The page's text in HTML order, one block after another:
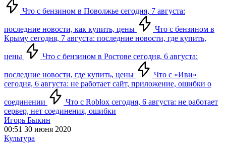
Что с бензином в Поволжье сегодня, 7 августа:
последние новости, как купить, цены
Что с бензином в
Крыму сегодня, 7 августа: последние новости, где купить,
цены Что с бензином в Ростове сегодня, 6 августа:
последние новости, где купить, цены
Что с «Иви»
сегодня, 6 августа: не работает сайт, приложение, ошибки о
соединении
Что с Roblox сегодня, 6 августа: не работает
сервер, нет соединения, ошибки
Игорь Быкин
00:51 30 июня 2020
Культура